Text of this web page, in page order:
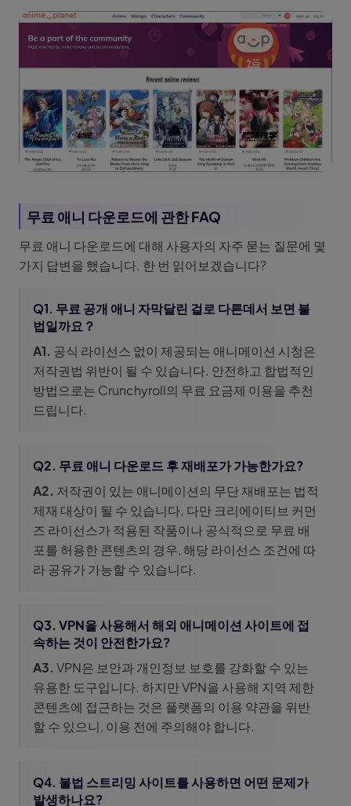
무료 애니 다운로드에 관한 FAQ
무료 애니 다운로드에 대해 사용자의 자주 묻는 질문에 몇
가지 답변을 했습니다. 한 번 읽어보겠습니다?
Q1. 무료 공개 애니 자막달린 걸로 다른데서 보면 불
법일까요？
A1. 공식 라이선스 없이 제공되는 애니메이션 시청은
저작권법 위반이 될 수 있습니다. 안전하고 합법적인
방법으로는 Crunchyroll의 무료 요금제 이용을 추천
드립니다.
Q2. 무료 애니 다운로드 후 재배포가 가능한가요?
A2. 저작권이 있는 애니메이션의 무단 재배포는 법적
제재 대상이 될 수 있습니다. 다만 크리에이티브 커먼
즈 라이선스가 적용된 작품이나 공식적으로 무료 배
포를 허용한 콘텐츠의 경우, 해당 라이선스 조건에 따
라 공유가 가능할 수 있습니다.
Q3. VPN을 사용해서 해외 애니메이션 사이트에 접
속하는 것이 안전한가요?
A3. VPN은 보안과 개인정보 보호를 강화할 수 있는
유용한 도구입니다. 하지만 VPN을 사용해 지역 제한
콘텐츠에 접근하는 것은 플랫폼의 이용 약관을 위반
할 수 있으니, 이용 전에 주의해야 합니다.
Q4. 불법 스트리밍 사이트를 사용하면 어떤 문제가
발생하나요?